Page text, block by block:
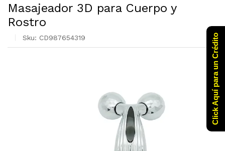
Masajeador 3D para Cuerpo y
Rostro
Sku: CD987654319 Click Aquí para un Crédito